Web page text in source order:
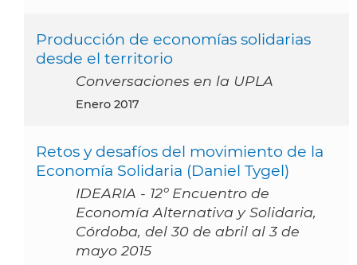
Producción de economías solidarias
desde el territorio
Conversaciones en la UPLA
enero 2017
Retos y desafíos del movimiento de la
Economía Solidaria (Daniel Tygel)
IDEARIA - 12º Encuentro de
Economía Alternativa y Solidaria,
Córdoba, del 30 de abril al 3 de
mayo 2015